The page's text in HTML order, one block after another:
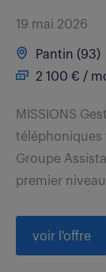
19 mai 2026
Pantin (93)
2 100 € /
MISSIONS
téléphoniques
Groupe
premier
voir l'offre